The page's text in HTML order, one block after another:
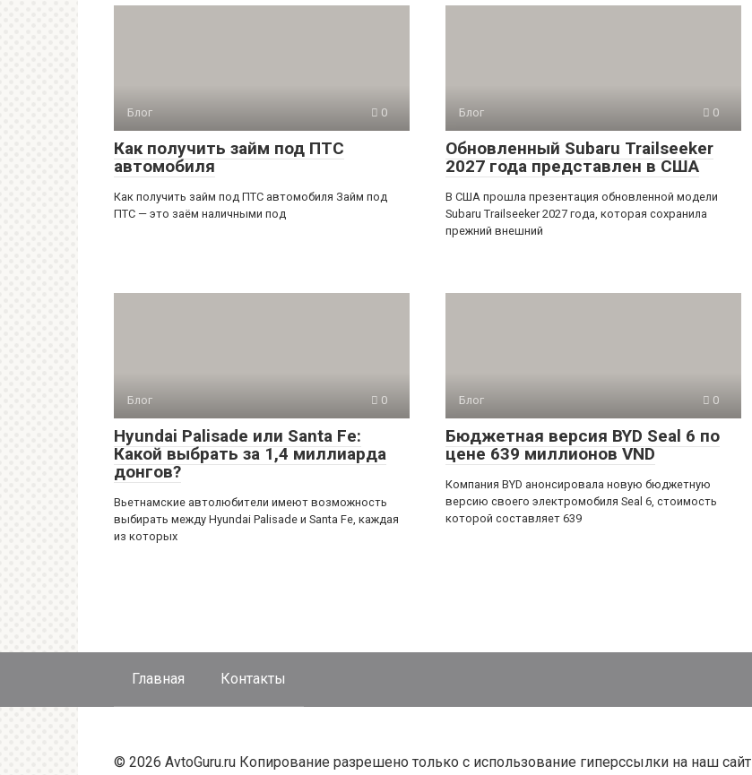
Блог 0
Как получить займ под ПТС
автомобиля
Как получить займ под ПТС автомобиля Займ под
ПТС — это заём наличными под
Блог 0
Обновленный Subaru Trailseeker
2027 года представлен в США
В США прошла презентация обновленной модели
Subaru Trailseeker 2027 года, которая сохранила
прежний внешний
Блог 0
Hyundai Palisade или Santa Fe:
Какой выбрать за 1,4 миллиарда
донгов?
Вьетнамские автолюбители имеют возможность
выбирать между Hyundai Palisade и Santa Fe, каждая
из которых
Блог 0
Бюджетная версия BYD Seal 6 по
цене 639 миллионов VND
Компания BYD анонсировала новую бюджетную
версию своего электромобиля Seal 6, стоимость
которой составляет 639
Главная Контакты
© 2026 AvtoGuru.ru Копирование разрешено только с использование гиперссылки на наш сайт